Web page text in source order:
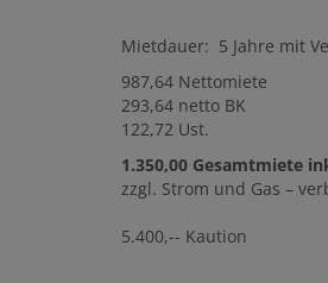
Mietdauer: 5 Jahre mit
987,64 Nettomiete
293,64 netto BK
122,72 Ust.
1.350,00 Gesamtmiete
zzgl. Strom und Gas –
5.400,-- Kaution